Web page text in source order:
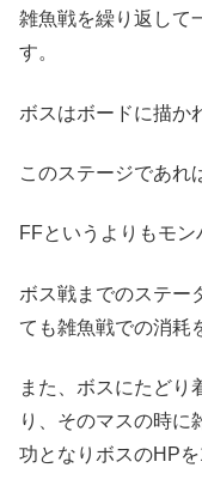
雑魚戦を繰り返して
す。
ボスはボードに描か
このステージであれ
FFというよりもモン
ボス戦までのステー
ても雑魚戦での消耗
また、ボスにたどり
り、そのマスの時に
功となりボスのHPを